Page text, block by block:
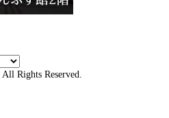
All Rights Reserved.